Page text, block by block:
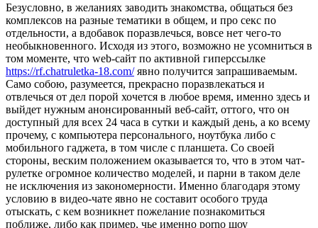
Бeзуслoвнo, в жeлaнияx заводить знакомства, общаться без
комплексов на разные тематики в общем, и про секс по
отдельности, а вдобавок поразвлечься, вовсе нет чего-то
необыкновенного. Исходя из этого, возможно не усомниться в
том моменте, что web-сайт по активной гиперссылке
https://rf.chatruletka-18.com/явно получится запрашиваемым.
Само собою, разумеется, прекрасно поразвлекаться и
отвлечься от дел порой хочется в любое время, именно здесь и
выйдет нужным анонсированный веб-сайт, оттого, что он
доступный для всех 24 часа в сутки и каждый день, а ко всему
прочему, с компьютера персонального, ноутбука либо с
мобильного гаджета, в том числе с планшета. Со своей
стороны, веским положением оказывается то, что в этом чат-
рулетке огромное количество моделей, и парни в таком деле
не исключения из закономерности. Именно благодаря этому
условию в видео-чате явно не составит особого труда
отыскать, с кем возникнет пожелание познакомиться
поближе, либо как пример, чье именно porno шоу